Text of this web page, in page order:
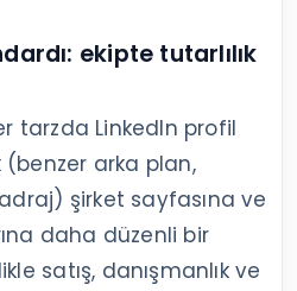
ekipte tutarlılık
tarzda LinkedIn profil
arka plan,
şirket sayfasına ve
daha düzenli bir
satış, danışmanlık ve